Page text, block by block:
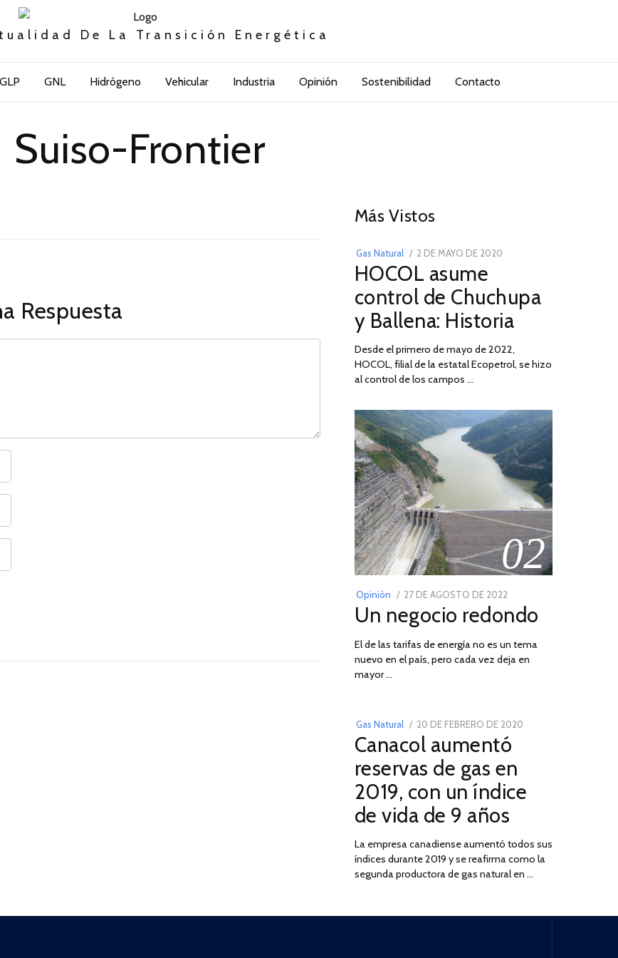
De La Transición Energética
GLP GNL Hidrógeno Vehicular Industria Opinión Sostenibilidad Contacto
Suiso-Frontier
Respuesta
Más Vistos
Gas Natural
POSTED
ON
2 DE MAYO DE 2020
DE
2026
HOCOL asume
control de Chuchupa
y Ballena: Historia
Desde el primero de mayo de 2022,
HOCOL, filial de la estatal Ecopetrol, se hizo
al control de los campos …
02
Opinión
POSTED
ON
27 DE AGOSTO DE 202230
DE
DE
2022
Un negocio redondo
El de las tarifas de energía no es un tema
nuevo en el país, pero cada vez deja en
mayor …
03
Gas Natural
POSTED
ON
20 DE FEBRERO DE 2020
2025
Canacol aumentó
reservas de gas en
2019, con un índice
de vida de 9 años
La empresa canadiense aumentó todos sus
índices durante 2019 y se reafirma como la
segunda productora de gas natural en …